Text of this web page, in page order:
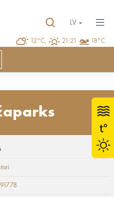
12°C, 21:21 18°C
LV